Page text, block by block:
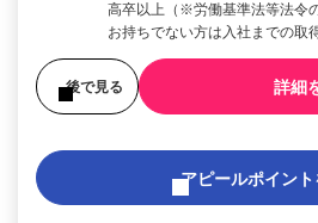
高卒以上（※労働基準法等法令
お持ちでない方は入社までの取
後で見る 詳細
アピールポイント